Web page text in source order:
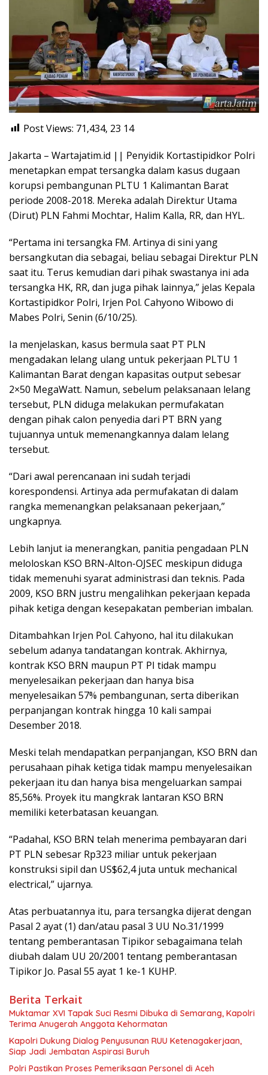
Post Views: 71,434, 23 14
Jakarta – Wartajatim.id || Penyidik Kortastipidkor Polri
menetapkan empat tersangka dalam kasus dugaan
korupsi pembangunan PLTU 1 Kalimantan Barat
periode 2008-2018. Mereka adalah Direktur Utama
(Dirut) PLN Fahmi Mochtar, Halim Kalla, RR, dan HYL.
“Pertama ini tersangka FM. Artinya di sini yang
bersangkutan dia sebagai, beliau sebagai Direktur PLN
saat itu. Terus kemudian dari pihak swastanya ini ada
tersangka HK, RR, dan juga pihak lainnya,” jelas Kepala
Kortastipidkor Polri, Irjen Pol. Cahyono Wibowo di
Mabes Polri, Senin (6/10/25).
Ia menjelaskan, kasus bermula saat PT PLN
mengadakan lelang ulang untuk pekerjaan PLTU 1
Kalimantan Barat dengan kapasitas output sebesar
2×50 MegaWatt. Namun, sebelum pelaksanaan lelang
tersebut, PLN diduga melakukan permufakatan
dengan pihak calon penyedia dari PT BRN yang
tujuannya untuk memenangkannya dalam lelang
tersebut.
“Dari awal perencanaan ini sudah terjadi
korespondensi. Artinya ada permufakatan di dalam
rangka memenangkan pelaksanaan pekerjaan,”
ungkapnya.
Lebih lanjut ia menerangkan, panitia pengadaan PLN
meloloskan KSO BRN-Alton-OJSEC meskipun diduga
tidak memenuhi syarat administrasi dan teknis. Pada
2009, KSO BRN justru mengalihkan pekerjaan kepada
pihak ketiga dengan kesepakatan pemberian imbalan.
Ditambahkan Irjen Pol. Cahyono, hal itu dilakukan
sebelum adanya tandatangan kontrak. Akhirnya,
kontrak KSO BRN maupun PT PI tidak mampu
menyelesaikan pekerjaan dan hanya bisa
menyelesaikan 57% pembangunan, serta diberikan
perpanjangan kontrak hingga 10 kali sampai
Desember 2018.
Meski telah mendapatkan perpanjangan, KSO BRN dan
perusahaan pihak ketiga tidak mampu menyelesaikan
pekerjaan itu dan hanya bisa mengeluarkan sampai
85,56%. Proyek itu mangkrak lantaran KSO BRN
memiliki keterbatasan keuangan.
“Padahal, KSO BRN telah menerima pembayaran dari
PT PLN sebesar Rp323 miliar untuk pekerjaan
konstruksi sipil dan US$62,4 juta untuk mechanical
electrical,” ujarnya.
Atas perbuatannya itu, para tersangka dijerat dengan
Pasal 2 ayat (1) dan/atau pasal 3 UU No.31/1999
tentang pemberantasan Tipikor sebagaimana telah
diubah dalam UU 20/2001 tentang pemberantasan
Tipikor Jo. Pasal 55 ayat 1 ke-1 KUHP.
Berita Terkait
Muktamar XVI Tapak Suci Resmi Dibuka di Semarang, Kapolri
Terima Anugerah Anggota Kehormatan
Kapolri Dukung Dialog Penyusunan RUU Ketenagakerjaan,
Siap Jadi Jembatan Aspirasi Buruh
Polri Pastikan Proses Pemeriksaan Personel di Aceh